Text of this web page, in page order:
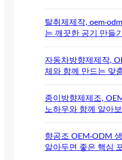
탈취제제작,
는 깨끗한 공기 만들
자동차방향제제작,
체와 함께 만드는 맞
종이방향제제조,
노하우와 함께 알아
향공조 OEM·ODM
알아두면 좋은 핵심